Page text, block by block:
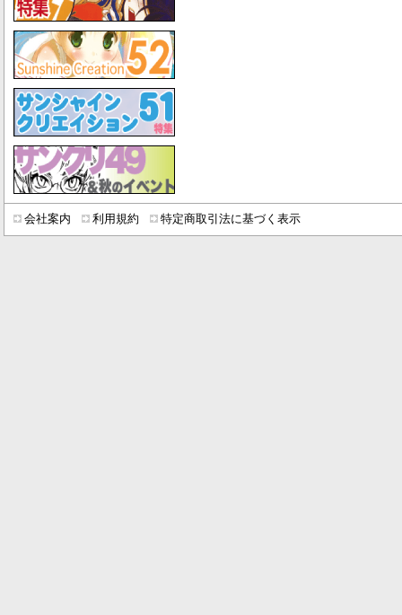
会社案内 利用規約 特定商取引法に基づく表示